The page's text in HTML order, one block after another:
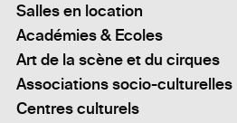
Salles en location
Académies & Ecoles
Art de la scène et du cirques
Associations socio-culturelles
Centres culturels